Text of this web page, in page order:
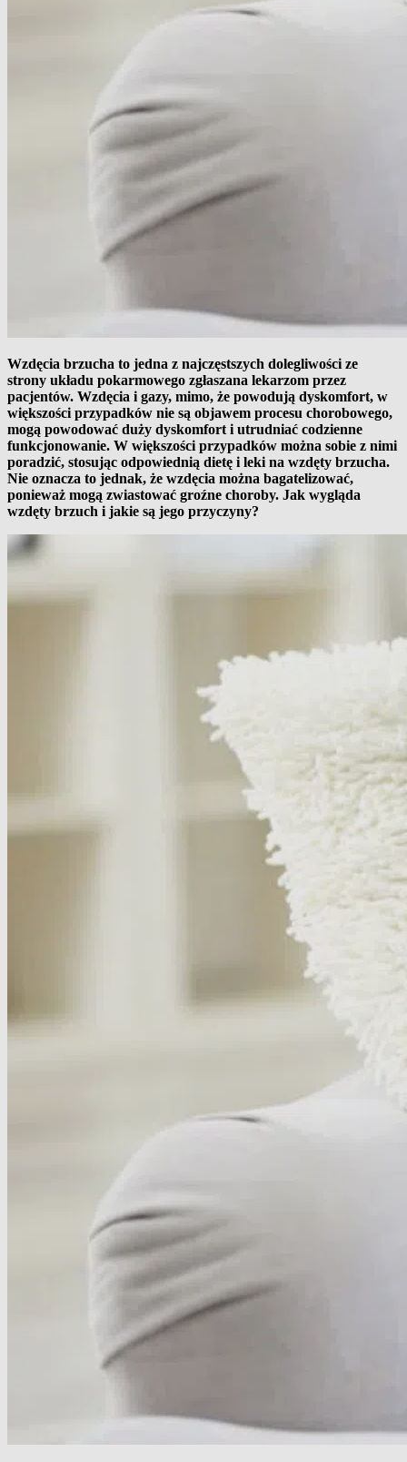
Wzdęcia brzucha to jedna z najczęstszych dolegliwości ze
strony układu pokarmowego zgłaszana lekarzom przez
pacjentów. Wzdęcia i gazy, mimo, że powodują dyskomfort, w
większości przypadków nie są objawem procesu chorobowego,
mogą powodować duży dyskomfort i utrudniać codzienne
funkcjonowanie. W większości przypadków można sobie z nimi
poradzić, stosując odpowiednią dietę i leki na wzdęty brzucha.
Nie oznacza to jednak, że wzdęcia można bagatelizować,
ponieważ mogą zwiastować groźne choroby. Jak wygląda
wzdęty brzuch i jakie są jego przyczyny?